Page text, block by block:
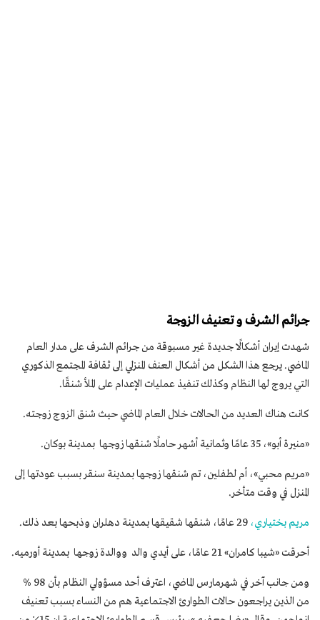
جرائم الشرف وتعنيف الزوجة
شهدت إيران أشكالًا جديدة غير مسبوقة من جرائم الشرف على مدار العام
الماضي. يرجع هذا الشكل من أشكال العنف المنزلي إلى ثقافة المجتمع الذكوري
التي يروج لها النظام وكذلك تنفيذ عمليات الإعدام على الملأ شنقًا.
كانت هناك العديد من الحالات خلال العام الماضي حيث شنق الزوج زوجته.
«منيرة أبو»، 35 عامًا وثمانية أشهر حاملًا شنقها زوجها بمدينة بوكان.
«مريم محبي»، أم لطفلين، تم شنقها زوجها بمدينة سنقر بسبب عودتها إلى
المنزل في وقت متأخر.
مريم بختياري،29 عامًا، شنقها شقيقها بمدينة دهلران وذبحها بعد ذلك.
أحرقت «شيبا كامران» 21 عامًا، على أيدي والد ووالدة زوجها بمدينة أورميه.
ومن جانب آخر في شهرمارس الماضي، اعترف أحد مسؤولي النظام بأن 98 %
من الذين يراجعون حالات الطوارئ الاجتماعية هم من النساء بسبب تعنيف